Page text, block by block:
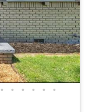
• • • • • •